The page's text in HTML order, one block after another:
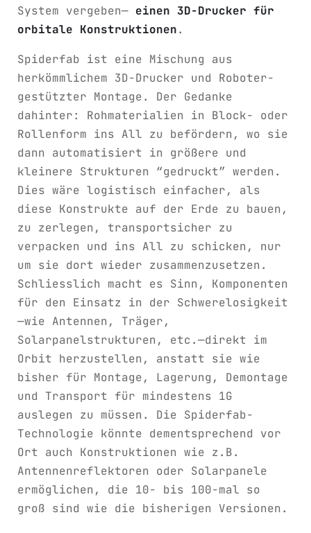
System vergeben— einen 3D-Drucker für
orbitale Konstruktionen.
Spiderfab ist eine Mischung aus
herkömmlichem 3D-Drucker und Roboter-
gestützter Montage. Der Gedanke
dahinter: Rohmaterialien in Block- oder
Rollenform ins All zu befördern, wo sie
dann automatisiert in größere und
kleinere Strukturen “gedruckt” werden.
Dies wäre logistisch einfacher, als
diese Konstrukte auf der Erde zu bauen,
zu zerlegen, transportsicher zu
verpacken und ins All zu schicken, nur
um sie dort wieder zusammenzusetzen.
Schliesslich macht es Sinn, Komponenten
für den Einsatz in der Schwerelosigkeit
—wie Antennen, Träger,
Solarpanelstrukturen, etc.—direkt im
Orbit herzustellen, anstatt sie wie
bisher für Montage, Lagerung, Demontage
und Transport für mindestens 1G
auslegen zu müssen. Die Spiderfab-
Technologie könnte dementsprechend vor
Ort auch Konstruktionen wie z.B.
Antennenreflektoren oder Solarpanele
ermöglichen, die 10- bis 100-mal so
groß sind wie die bisherigen Versionen.